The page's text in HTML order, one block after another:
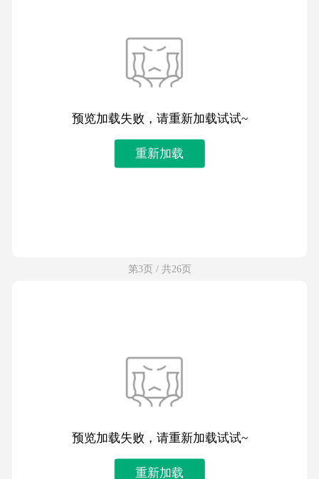
预览加载失败，请重新加载试试~
重新加载
第3页 / 共26页
预览加载失败，请重新加载试试~
重新加载